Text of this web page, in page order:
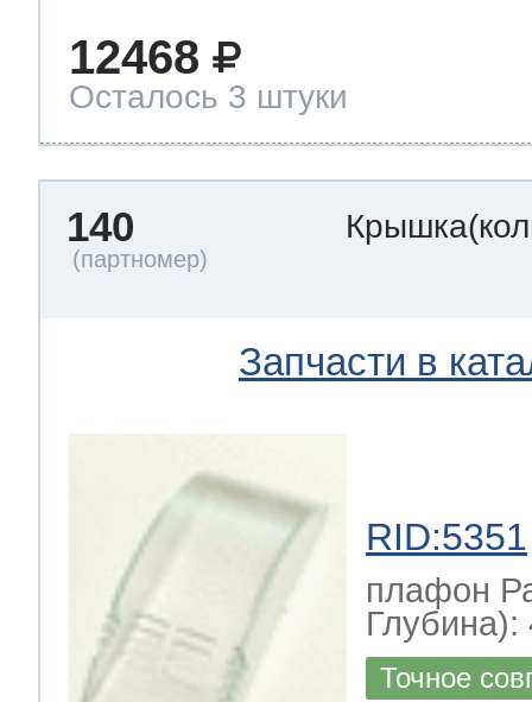
12468
Осталось 3 штуки
140
Запчасти в
RID:5351
плафон
Глубина):
Точное